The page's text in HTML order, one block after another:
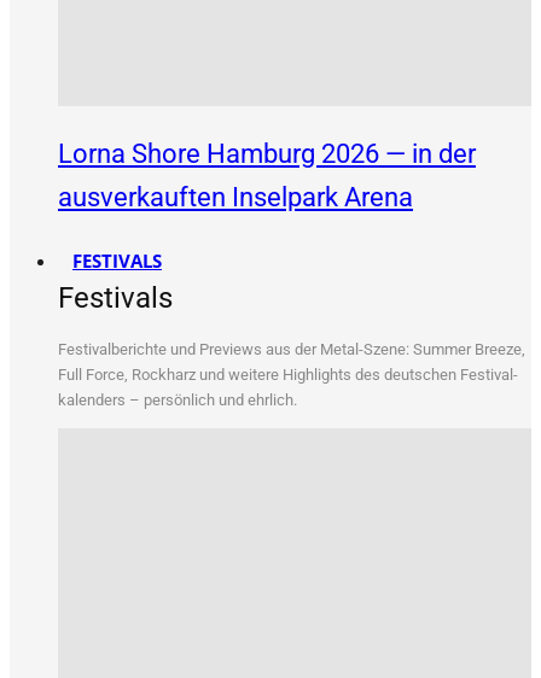
Lorna Shore Hamburg 2026 — in der
ausverkauften Inselpark Arena
FESTIVALS
Festivals
Fes­ti­val­be­rich­te und Pre­views aus der Metal-Sze­ne: Sum­mer Bree­ze,
Full Force, Rock­harz und wei­te­re High­lights des deut­schen Fes­ti­val­
ka­len­ders – per­sön­lich und ehrlich.